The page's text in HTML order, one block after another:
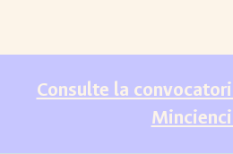
Consulte la